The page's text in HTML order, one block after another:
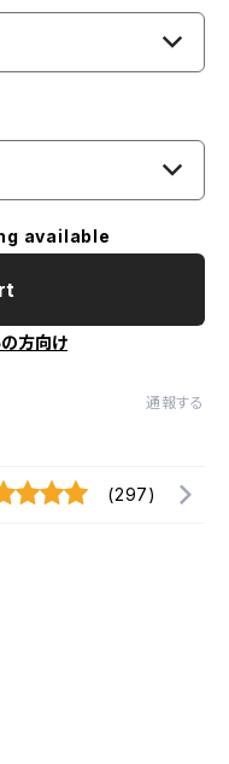
available
方向け
通報する
(297)